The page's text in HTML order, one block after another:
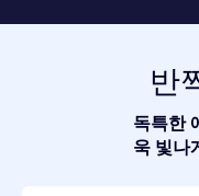
반
독특한
욱 빛나